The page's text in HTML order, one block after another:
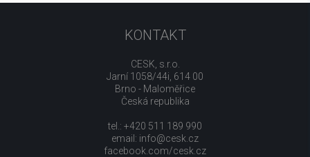
KONTAKT
CESK, s.r.o.
Jarní 1058/44i, 614 00
Brno - Maloměřice
Česká republika
tel.: +420 511 189 990
email: info@cesk.cz
facebook.com/cesk.cz